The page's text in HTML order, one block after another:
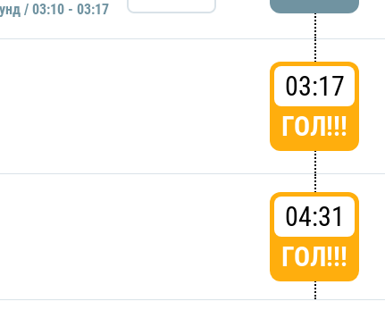
/ 03:10 - 03:17
03:17
ГОЛ!!!
04:31
ГОЛ!!!